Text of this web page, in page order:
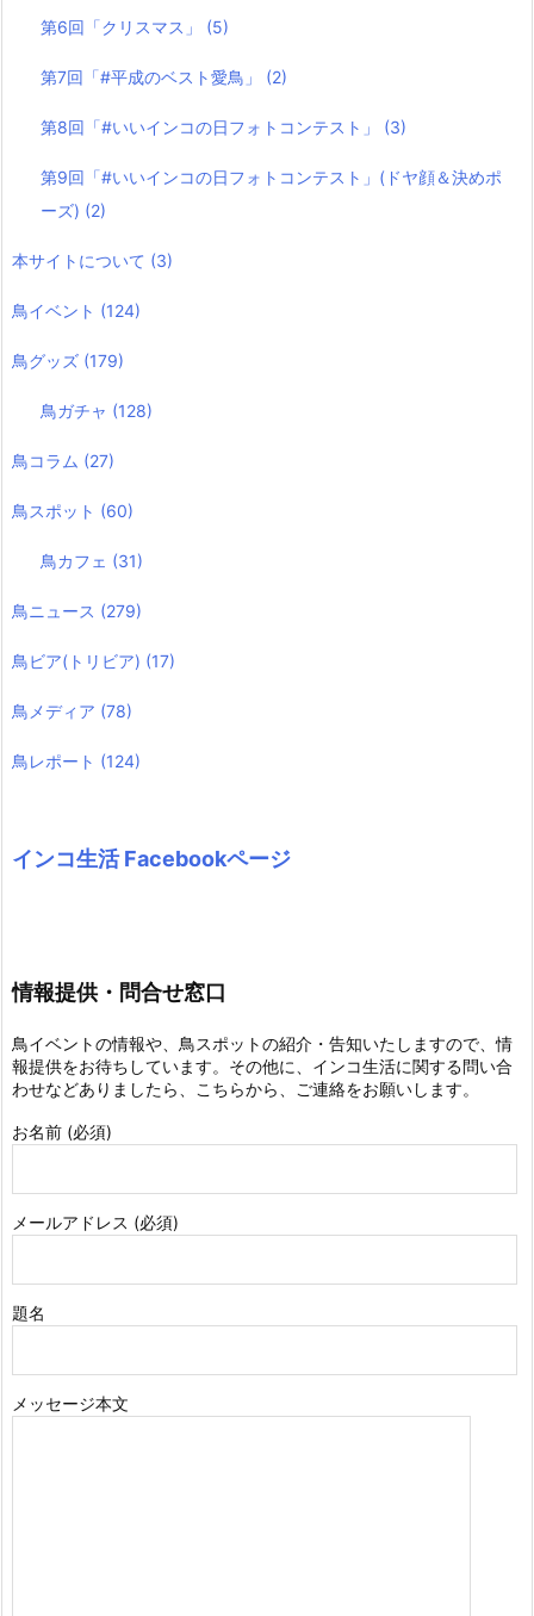
第6回「クリスマス」 (5)
第7回「#平成のベスト愛鳥」 (2)
第8回「#いいインコの日フォトコンテスト」 (3)
第9回「#いいインコの日フォトコンテスト」(ドヤ顔＆決めポ
ーズ) (2)
本サイトについて (3)
鳥イベント (124)
鳥グッズ (179)
鳥ガチャ (128)
鳥コラム (27)
鳥スポット (60)
鳥カフェ (31)
鳥ニュース (279)
鳥ビア(トリビア) (17)
鳥メディア (78)
鳥レポート (124)
インコ生活 Facebookページ
情報提供・問合せ窓口
鳥イベントの情報や、鳥スポットの紹介・告知いたしますので、情
報提供をお待ちしています。その他に、インコ生活に関する問い合
わせなどありましたら、こちらから、ご連絡をお願いします。
お名前 (必須)
メールアドレス (必須)
題名
メッセージ本文